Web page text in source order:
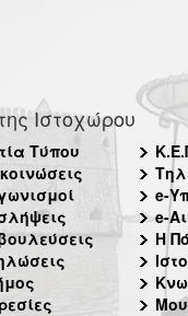
Ιστοχώρου
Τύπου
e-
e-
Η